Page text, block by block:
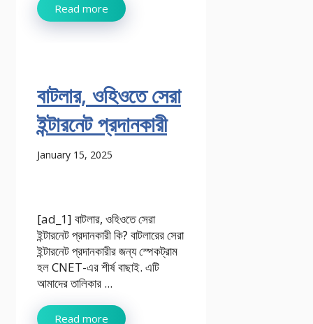
Read more
বাটলার, ওহিওতে সেরা
ইন্টারনেট প্রদানকারী
January 15, 2025
[ad_1] বাটলার, ওহিওতে সেরা
ইন্টারনেট প্রদানকারী কি? বাটলারের সেরা
ইন্টারনেট প্রদানকারীর জন্য স্পেকট্রাম
হল CNET-এর শীর্ষ বাছাই. এটি
আমাদের তালিকার ...
Read more